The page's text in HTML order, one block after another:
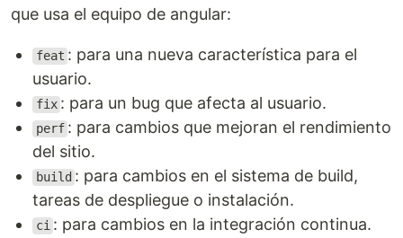
que usa el equipo de angular:
feat : para una nueva característica para el
usuario.
fix : para un bug que afecta al usuario.
perf : para cambios que mejoran el rendimiento
del sitio.
build : para cambios en el sistema de build,
tareas de despliegue o instalación.
ci : para cambios en la integración continua.